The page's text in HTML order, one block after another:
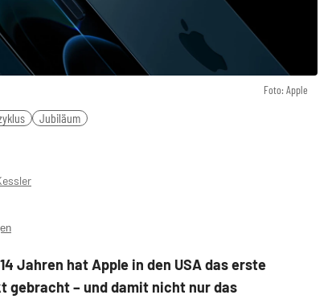
Foto: Apple
Jubiläum
Jahren hat Apple in den USA das erste
gebracht – und damit nicht nur das